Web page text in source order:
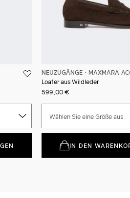
NEUZUGÄNGE
MAXMARA
Loafer aus Wildleder
599,00 €
Wählen Sie eine Größe aus
IN DEN